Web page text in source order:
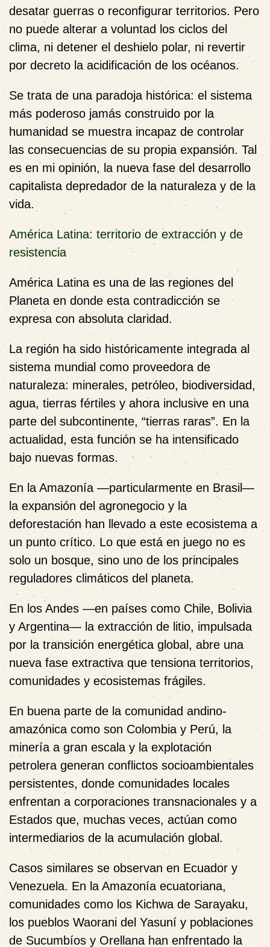
desatar guerras o reconfigurar territorios. Pero
no puede alterar a voluntad los ciclos del
clima, ni detener el deshielo polar, ni revertir
por decreto la acidificación de los océanos.
Se trata de una paradoja histórica: el sistema
más poderoso jamás construido por la
humanidad se muestra incapaz de controlar
las consecuencias de su propia expansión. Tal
es en mi opinión, la nueva fase del desarrollo
capitalista depredador de la naturaleza y de la
vida.
América Latina: territorio de extracción y de
resistencia
América Latina es una de las regiones del
Planeta en donde esta contradicción se
expresa con absoluta claridad.
La región ha sido históricamente integrada al
sistema mundial como proveedora de
naturaleza: minerales, petróleo, biodiversidad,
agua, tierras fértiles y ahora inclusive en una
parte del subcontinente, “tierras raras”. En la
actualidad, esta función se ha intensificado
bajo nuevas formas.
En la Amazonía —particularmente en Brasil—
la expansión del agronegocio y la
deforestación han llevado a este ecosistema a
un punto crítico. Lo que está en juego no es
solo un bosque, sino uno de los principales
reguladores climáticos del planeta.
En los Andes —en países como Chile, Bolivia
y Argentina— la extracción de litio, impulsada
por la transición energética global, abre una
nueva fase extractiva que tensiona territorios,
comunidades y ecosistemas frágiles.
En buena parte de la comunidad andino-
amazónica como son Colombia y Perú, la
minería a gran escala y la explotación
petrolera generan conflictos socioambientales
persistentes, donde comunidades locales
enfrentan a corporaciones transnacionales y a
Estados que, muchas veces, actúan como
intermediarios de la acumulación global.
Casos similares se observan en Ecuador y
Venezuela. En la Amazonía ecuatoriana,
comunidades como los Kichwa de Sarayaku,
los pueblos Waorani del Yasuní y poblaciones
de Sucumbíos y Orellana han enfrentado la